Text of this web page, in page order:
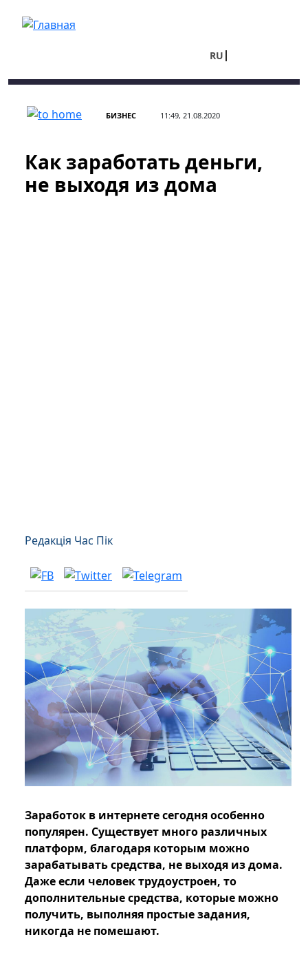
RU
БИЗНЕС 11:49, 21.08.2020
Как заработать деньги,
не выходя из дома
Редакція Час Пік
Заработок в интернете сегодня особенно
популярен. Существует много различных
платформ, благодаря которым можно
зарабатывать средства, не выходя из дома.
Даже если человек трудоустроен, то
дополнительные средства, которые можно
получить, выполняя простые задания,
никогда не помешают.